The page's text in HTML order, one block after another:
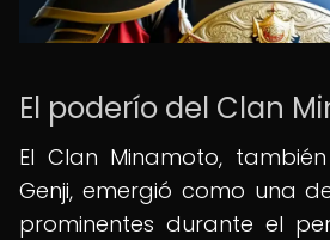
El poderío del Clan
El Clan Minamoto,
Genji, emergió como una
prominentes durante el